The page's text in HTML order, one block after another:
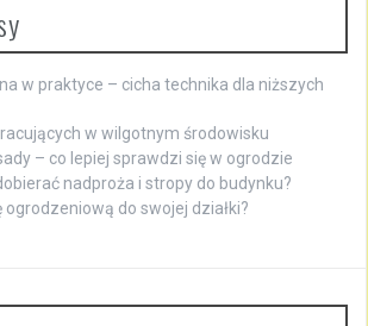
w praktyce – cicha technika dla niższych
w wilgotnym środowisku
– co lepiej sprawdzi się w ogrodzie
nadproża i stropy do budynku?
do swojej działki?